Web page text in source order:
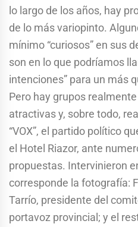
lo largo de los años, hay
de lo más variopinto.
mínimo “curiosos” en sus
son en lo que podríamos
intenciones” para un más
Pero hay grupos
atractivas y, sobre todo,
“VOX”, el partido político
el Hotel Riazor, ante
propuestas. Intervinieron
corresponde la fotografía:
Tarrío, presidente del
portavoz provincial; y el